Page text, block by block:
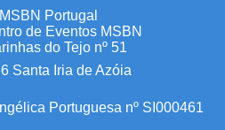
Portugal
de Eventos MSBN
do Tejo nº 51
Santa Iria de Azóia
Portuguesa nº SI000461